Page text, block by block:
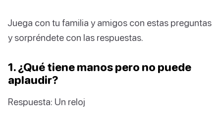
Juega con tu familia y amigos con estas preguntas
y sorpréndete con las respuestas.
1. ¿Qué tiene manos pero no puede
aplaudir?
Respuesta: Un reloj